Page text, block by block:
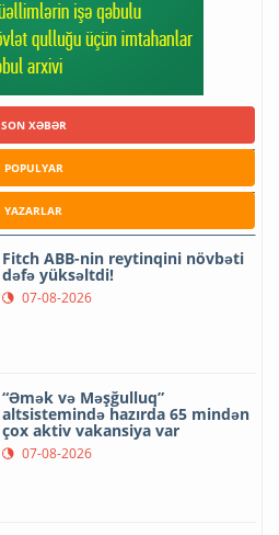
SON XƏBƏR
POPULYAR
YAZARLAR
Fitch ABB-nin reytinqini növbəti
dəfə yüksəltdi!
07-08-2026
“Əmək və Məşğulluq”
altsistemində hazırda 65 mindən
çox aktiv vakansiya var
07-08-2026